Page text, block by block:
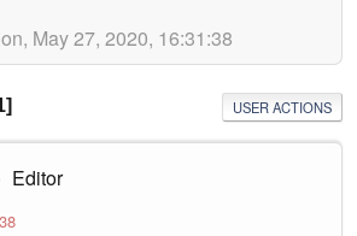
May 27, 2020, 16:31:38
USER ACTIONS
Editor